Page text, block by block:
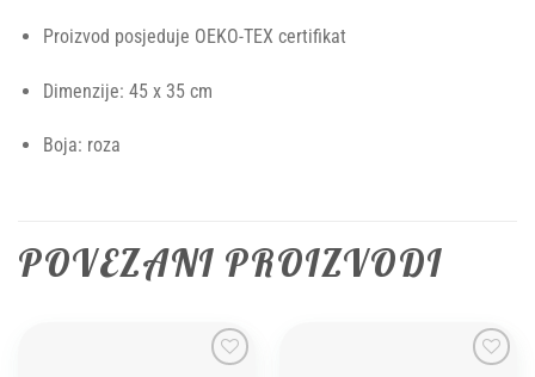
Proizvod posjeduje OEKO-TEX certifikat
Dimenzije: 45 x 35 cm
Boja: roza
POVEZANI PROIZVODI